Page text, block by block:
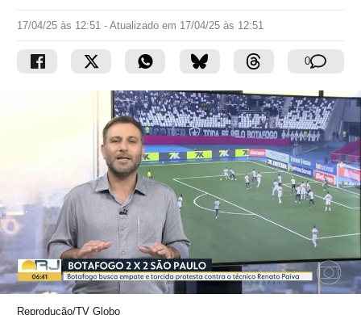
17/04/25 às 12:51 - Atualizado em 17/04/25 às 12:51
0
Reprodução/TV Globo